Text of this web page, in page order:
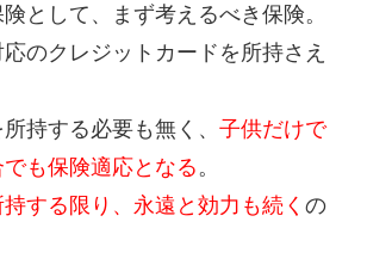
として、まず考えるべき保険。
のクレジットカードを所持さえ
持する必要も無く、 子供だけで
も保険適応となる 。
する限り、永遠と効力も続く の